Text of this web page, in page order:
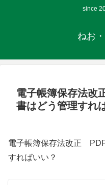
since
ねお
電子帳簿保存法改
書はどう管理すれ
電子帳簿保存法改正
すればいい？